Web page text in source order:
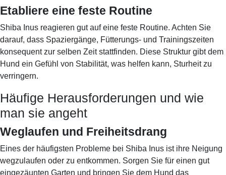
Etabliere eine feste Routine
Shiba Inus reagieren gut auf eine feste Routine. Achten Sie
darauf, dass Spaziergänge, Fütterungs- und Trainingszeiten
konsequent zur selben Zeit stattfinden. Diese Struktur gibt dem
Hund ein Gefühl von Stabilität, was helfen kann, Sturheit zu
verringern.
Häufige Herausforderungen und wie
man sie angeht
Weglaufen und Freiheitsdrang
Eines der häufigsten Probleme bei Shiba Inus ist ihre Neigung
wegzulaufen oder zu entkommen. Sorgen Sie für einen gut
eingezäunten Garten und bringen Sie dem Hund das